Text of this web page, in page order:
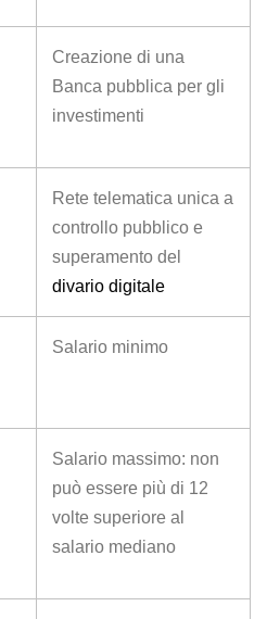
Creazione di una
Banca pubblica per gli
investimenti
Rete telematica unica a
controllo pubblico e
superamento del
divario digitale
Salario minimo
Salario massimo: non
può essere più di 12
volte superiore al
salario mediano